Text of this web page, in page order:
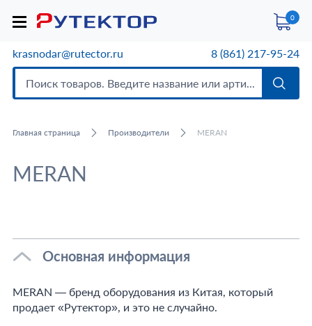
0
krasnodar@rutector.ru 8 (861) 217-95-24
Главная страница Производители MERAN
MERAN
Основная информация
MERAN — бренд оборудования из Китая, который
продает «Рутектор», и это не случайно.